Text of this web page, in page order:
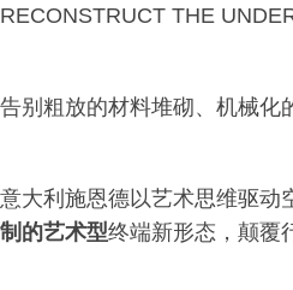
RECONSTRUCT THE
告别粗放的材料堆砌、机械化
意大利施恩德以艺术思维驱动
制的艺术型终端新形态，颠覆